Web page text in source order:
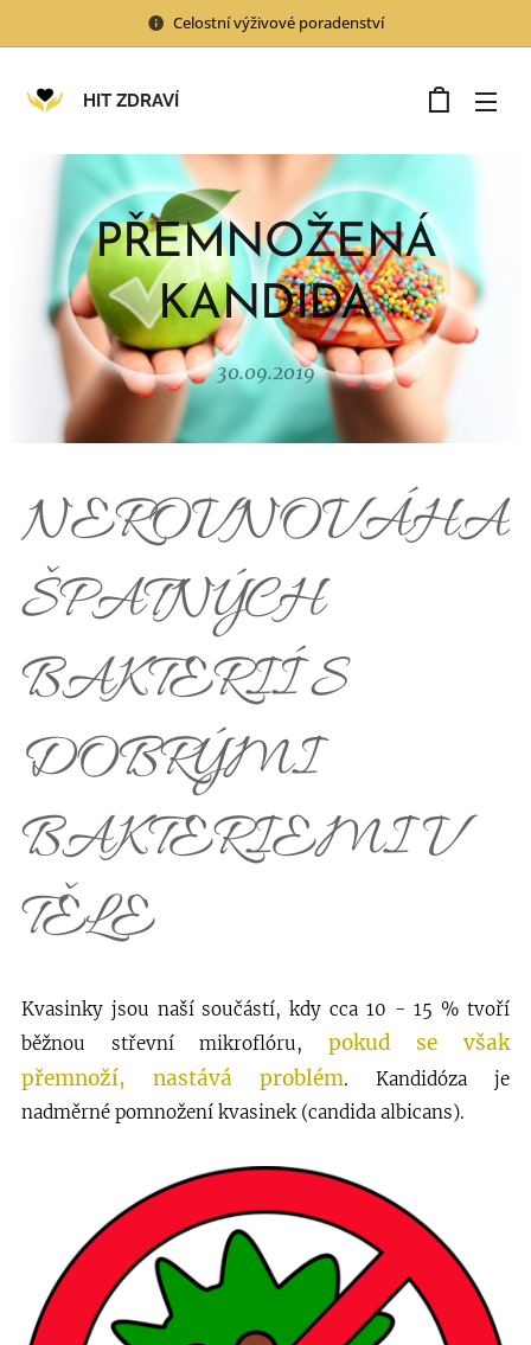
Celostní výživové poradenství
HIT ZDRAVÍ
PŘEMNOŽENÁ
KANDIDA
30.09.2019
NEROVNOVÁHA
ŠPATNÝCH
BAKTERIÍ S
DOBRÝMI
BAKTERIEMI V
TĚLE
Kvasinky jsou naší součástí, kdy cca 10 - 15 % tvoří
běžnou střevní mikroflóru, pokud se však
přemnoží, nastává problém. Kandidóza je
nadměrné pomnožení kvasinek (candida albicans).